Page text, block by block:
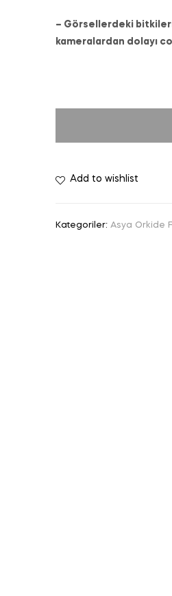
– Görsellerdeki
kameralardan dolayı
Add to wishlist
Kategoriler: Asya Orkide